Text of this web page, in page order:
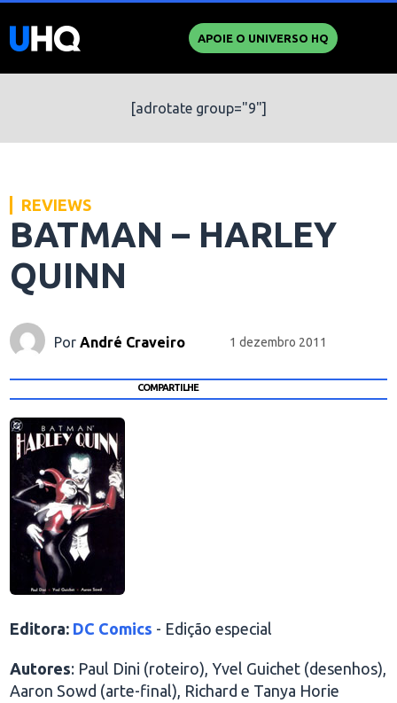
APOIE O UNIVERSO HQ
[adrotate group="9"]
REVIEWS
BATMAN – HARLEY
QUINN
Por André Craveiro 1 dezembro 2011
COMPARTILHE
Editora: DC Comics - Edição especial
Autores: Paul Dini (roteiro), Yvel Guichet (desenhos),
Aaron Sowd (arte-final), Richard e Tanya Horie